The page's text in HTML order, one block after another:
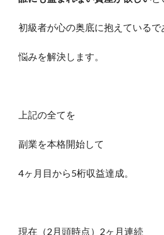
初級者が心の奥底に抱えているで
悩みを解決します。
上記の全てを
副業を本格開始して
4ヶ月目から5桁収益達成。
現在（2月頭時点）2ヶ月連続